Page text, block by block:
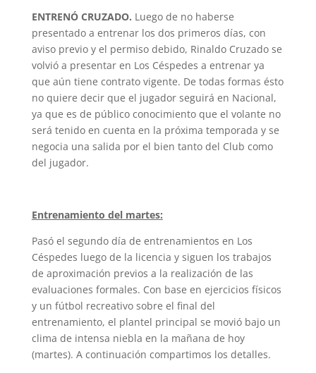
ENTRENÓ CRUZADO. Luego de no haberse
presentado a entrenar los dos primeros días, con
aviso previo y el permiso debido, Rinaldo Cruzado se
volvió a presentar en Los Céspedes a entrenar ya
que aún tiene contrato vigente. De todas formas ésto
no quiere decir que el jugador seguirá en Nacional,
ya que es de público conocimiento que el volante no
será tenido en cuenta en la próxima temporada y se
negocia una salida por el bien tanto del Club como
del jugador.
Entrenamiento del martes:
Pasó el segundo día de entrenamientos en Los
Céspedes luego de la licencia y siguen los trabajos
de aproximación previos a la realización de las
evaluaciones formales. Con base en ejercicios físicos
y un fútbol recreativo sobre el final del
entrenamiento, el plantel principal se movió bajo un
clima de intensa niebla en la mañana de hoy
(martes). A continuación compartimos los detalles.